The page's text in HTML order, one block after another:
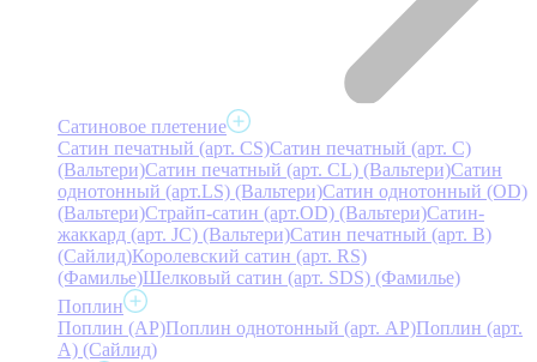
Сатиновое плетение
Сатин печатный (арт. СS)Сатин печатный (арт. С)
(Вальтери)Сатин печатный (арт. СL) (Вальтери)Сатин
однотонный (арт.LS) (Вальтери)Сатин однотонный (OD)
(Вальтери)Страйп-сатин (арт.OD) (Вальтери)Сатин-
жаккард (арт. JC) (Вальтери)Сатин печатный (арт. В)
(Сайлид)Королевский сатин (арт. RS)
(Фамилье)Шелковый сатин (арт. SDS) (Фамилье)
Поплин
Поплин (AP)Поплин однотонный (арт. AP)Поплин (арт.
А) (Сайлид)